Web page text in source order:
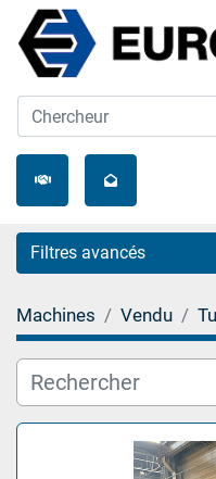
Filtres avancés
Catégorie
Fabricant
Machines Vendu